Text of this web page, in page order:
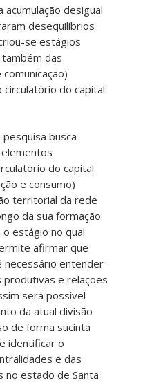
acumulação desigual
desequilíbrios
se estágios
das
do capital.
busca
do capital
e consumo)
territorial da rede
da sua formação
estágio no qual
afirmar que
necessário entender
e relações
será possível
da atual divisão
de forma sucinta
identificar o
e das
no estado de Santa